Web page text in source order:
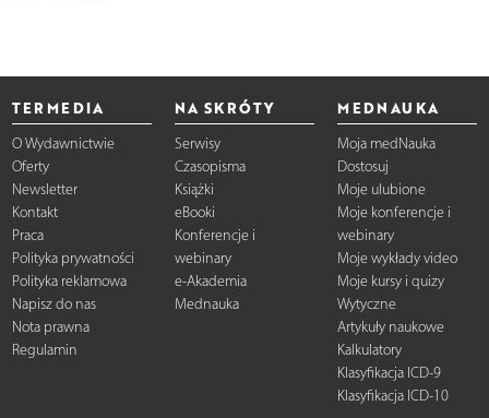
TERMEDIA
O Wydawnictwie
Oferty
Newsletter
Kontakt
Praca
Polityka prywatności
Polityka reklamowa
Napisz do nas
Nota prawna
Regulamin
NA SKRÓTY
Serwisy
Czasopisma
Książki
eBooki
Konferencje i
webinary
e-Akademia
Mednauka
MEDNAUKA
Moja medNauka
Dostosuj
Moje ulubione
Moje konferencje i
webinary
Moje wykłady video
Moje kursy i quizy
Wytyczne
Artykuły naukowe
Kalkulatory
Klasyfikacja ICD-9
Klasyfikacja ICD-10